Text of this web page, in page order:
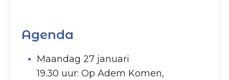
Agenda
Maandag 27 januari
19.30 uur: Op Adem Komen,